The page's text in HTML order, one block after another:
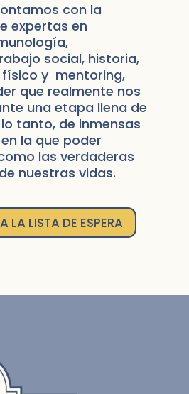
con la
expertas en
social, historia,
y mentoring,
que realmente nos
una etapa llena de
tanto, de inmensas
la que poder
las verdaderas
nuestras vidas.
LA LISTA DE ESPERA